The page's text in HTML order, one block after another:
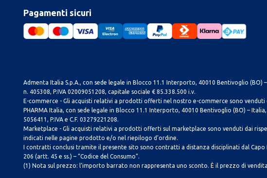
Pagamenti sicuri
Admenta Italia S.p.A., con sede legale in Blocco 11.1 Interporto, 40010 Bentivoglio (BO)
n. 405308, P.IVA 02009051208, capitale sociale € 85.338.500 i.v.
E-commerce - Gli acquisti relativi a prodotti offerti nel nostro e-commerce sono venduti
PHARMA Italia, con sede legale in Blocco 11.1 Interporto, 40010 Bentivoglio (BO) –
5056411, P.IVA e C.F. 03279221208.
Marketplace - Gli acquisti relativi a prodotti offerti sul marketplace sono venduti dai
indicati nelle pagine prodotto e/o nel riepilogo d’ordine.
I contratti conclusi tramite il presente sito sono contratti a distanza disciplinati dal
206 (artt. 45 e ss.) – “Codice del Consumo”.
(1) Nota sul prezzo: l’importo barrato non rappresenta uno sconto. È il prezzo di